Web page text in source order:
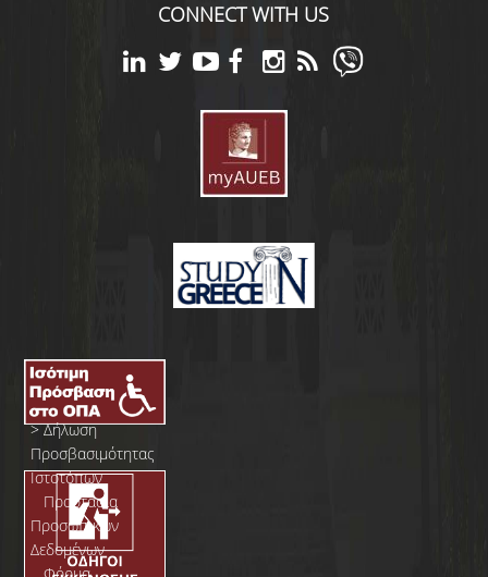
CONNECT WITH US
>Δήλωση
Προσβασιμότητας
Ιστοτόπων
Προστασία
Προσωπικών
Δεδομένων